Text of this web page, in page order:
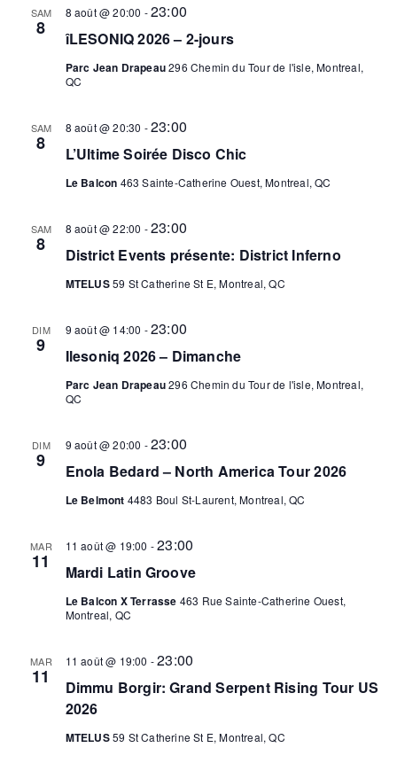
SAM
8 îLESONIQ 2026 – 2-jours
8 août @ 20:00 -23:00
Parc Jean Drapeau296 Chemin du Tour de l'isle, Montreal,
QC
SAM
8 L’Ultime Soirée Disco Chic
8 août @ 20:30 -23:00
Le Balcon 463 Sainte-Catherine Ouest, Montreal, QC
SAM
8 District Events présente: District Inferno
8 août @ 22:00 -23:00
MTELUS59 St Catherine St E, Montreal, QC
DIM
9 Ilesoniq 2026 – Dimanche
9 août @ 14:00 -23:00
Parc Jean Drapeau296 Chemin du Tour de l'isle, Montreal,
QC
DIM
9 Enola Bedard – North America Tour 2026
9 août @ 20:00 -23:00
Le Belmont 4483 Boul St-Laurent, Montreal, QC
MAR
11 Mardi Latin Groove
11 août @ 19:00 -23:00
Le Balcon X Terrasse 463 Rue Sainte-Catherine Ouest,
Montreal, QC
MAR
11
Dimmu Borgir: Grand Serpent Rising Tour US
2026
11 août @ 19:00 -23:00
MTELUS59 St Catherine St E, Montreal, QC